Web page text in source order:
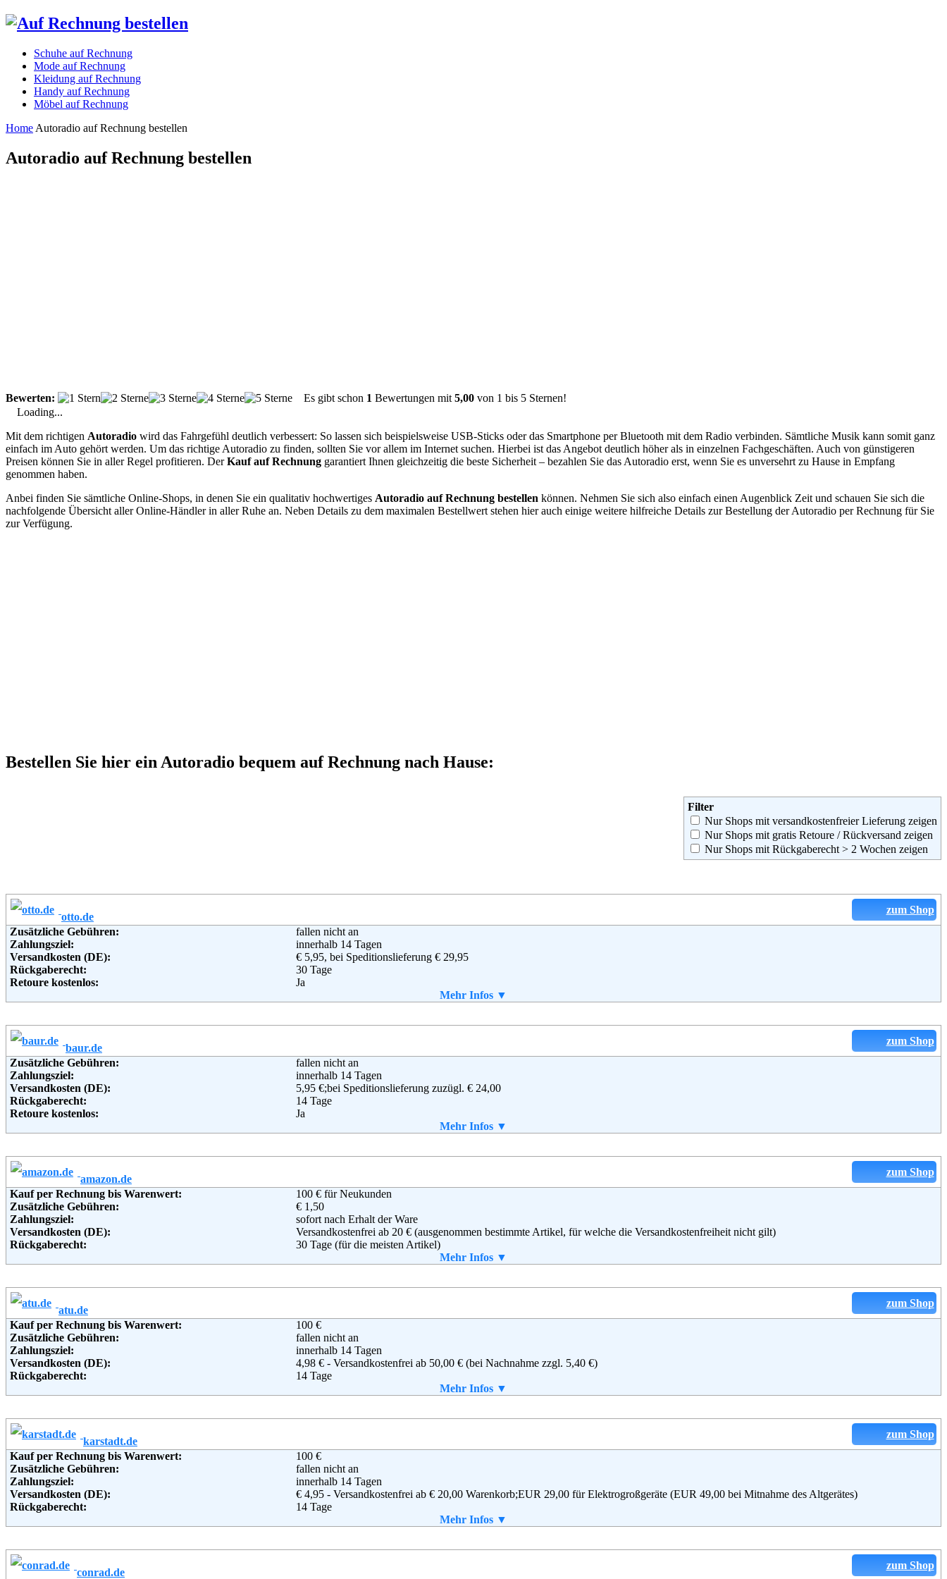
Schuhe auf Rechnung
Mode auf Rechnung
Kleidung auf Rechnung
Handy auf Rechnung
Möbel auf Rechnung
Home Autoradio auf Rechnung bestellen
Autoradio auf Rechnung bestellen
Bewerten: Es gibt schon 1 Bewertungen mit 5,00 von 1 bis 5 Sternen!
Loading...
Mit dem richtigen Autoradio wird das Fahrgefühl deutlich verbessert: So lassen sich beispielsweise USB-Sticks oder das Smartphone per Bluetooth mit dem Radio verbinden. Sämtliche Musik kann somit ganz
einfach im Auto gehört werden. Um das richtige Autoradio zu finden, sollten Sie vor allem im Internet suchen. Hierbei ist das Angebot deutlich höher als in einzelnen Fachgeschäften. Auch von günstigeren
Preisen können Sie in aller Regel profitieren. DerKauf auf Rechnung garantiert Ihnen gleichzeitig die beste Sicherheit – bezahlen Sie das Autoradio erst, wenn Sie es unversehrt zu Hause in Empfang
genommen haben.
Anbei finden Sie sämtliche Online-Shops, in denen Sie ein qualitativ hochwertiges Autoradio auf Rechnung bestellen können. Nehmen Sie sich also einfach einen Augenblick Zeit und schauen Sie sich die
nachfolgende Übersicht aller Online-Händler in aller Ruhe an. Neben Details zu dem maximalen Bestellwert stehen hier auch einige weitere hilfreiche Details zur Bestellung der Autoradio per Rechnung für Sie
zur Verfügung.
Bestellen Sie hier ein Autoradio bequem auf Rechnung nach Hause:
Filter
Nur Shops mit versandkostenfreier Lieferung zeigen
Nur Shops mit gratis Retoure / Rückversand zeigen
Nur Shops mit Rückgaberecht > 2 Wochen zeigen
zum Shop
otto.de
Zusätzliche Gebühren:
fallen nicht an
Zahlungsziel:
innerhalb 14 Tagen
Versandkosten (DE):
€ 5,95, bei Speditionslieferung € 29,95
Rückgaberecht:
30 Tage
Retoure kostenlos:
Ja
Weitere Zahlungsmethoden:
Wandsbeker Straße 3-7
22172 Hamburg
Telefon:
+49 (0)40 - 6461 - 0
Fax:
+49 (0)40 - 6461 - 8571
Email:
service@otto.de
Mehr Infos ▼
zum Shop
baur.de
Zusätzliche Gebühren:
fallen nicht an
Zahlungsziel:
innerhalb 14 Tagen
Versandkosten (DE):
5,95 €;bei Speditionslieferung zuzügl. € 24,00
Rückgaberecht:
14 Tage
Retoure kostenlos:
Ja
Weitere Zahlungsmethoden:
Bahnhofstraße 10
96222 Burgkunstadt
Telefon:
+49 (0)180-530 50 50
Fax:
+49 (0)9572-91 22 55
Email:
service@baur.de
Mehr Infos ▼
zum Shop
amazon.de
Kauf per Rechnung bis Warenwert:
100 € für Neukunden
Zusätzliche Gebühren:
€ 1,50
Zahlungsziel:
sofort nach Erhalt der Ware
Versandkosten (DE):
Versandkostenfrei ab 20 € (ausgenommen bestimmte Artikel, für welche die Versandkostenfreiheit nicht gilt)
Rückgaberecht:
30 Tage (für die meisten Artikel)
Ja, ab einem Warenwert von 40 €.
Weitere Zahlungsmethoden:
Adresse:
Amazon EU S.a.r.l.
Rue Plaetis
2338 Luxemburg
Telefon:
+49 (0)8 00-3 63 84 6
Email:
impressum@amazon.de
Mehr Infos ▼
zum Shop
atu.de
Kauf per Rechnung bis Warenwert:
100 €
Zusätzliche Gebühren:
fallen nicht an
Zahlungsziel:
innerhalb 14 Tagen
Versandkosten (DE):
4,98 € - Versandkostenfrei ab 50,00 € (bei Nachnahme zzgl. 5,40 €)
Rückgaberecht:
14 Tage
Ja, ab einem Warenwert von 40 €.
Weitere Zahlungsmethoden:
Adresse:
A.T.U Auto-Teile-Unger Handels GmbH & Co. KG
Dr.-Kilian-Strasse 11
92637 Weiden i. d. Opf.
Telefon:
+49 (0) 180 - 527 - 1000
Fax:
+49 (0) 961 - 306 - 5672
Weiterführende Informationen:
AGB
Mehr Infos ▼
zum Shop
karstadt.de
Kauf per Rechnung bis Warenwert:
100 €
Zusätzliche Gebühren:
fallen nicht an
Zahlungsziel:
innerhalb 14 Tagen
Versandkosten (DE):
€ 4,95 - Versandkostenfrei ab € 20,00 Warenkorb;EUR 29,00 für Elektrogroßgeräte (EUR 49,00 bei Mitnahme des Altgerätes)
Rückgaberecht:
14 Tage
Weitere Zahlungsmethoden:
Mehr Infos ▼
zum Shop
conrad.de